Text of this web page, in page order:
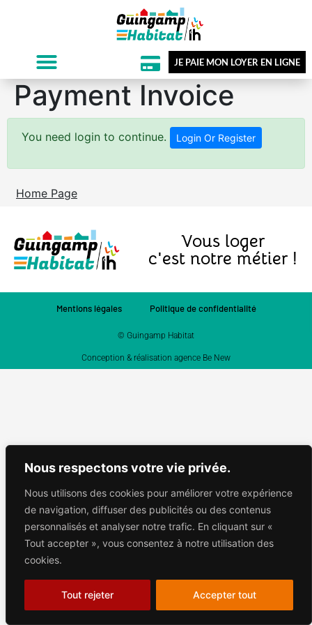
Nous respectons votre vie privée.
Nous utilisons des cookies pour améliorer votre expérience
de navigation, diffuser des publicités ou des contenus
personnalisés et analyser notre trafic. En cliquant sur «
Tout accepter », vous consentez à notre utilisation des
cookies.
Tout rejeter Accepter tout
JE PAIE MON LOYER EN LIGNE
Payment Invoice
You need login to continue. Login Or Register
Home Page
Vous loger
c'est notre métier !
Mentions légales Politique de confidentialité
© Guingamp Habitat
Conception & réalisation agence Be New